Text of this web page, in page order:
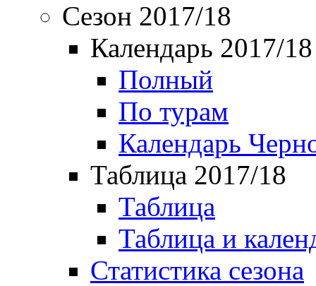
Сезон 2017/18
Календарь 2017/18
Полный
По турам
Календарь
Таблица 2017/18
Таблица
Таблица и
Статистика сезона